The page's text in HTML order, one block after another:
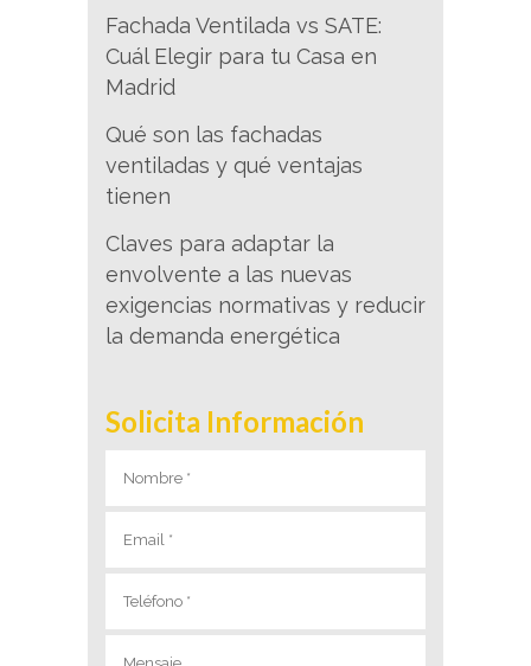
Fachada Ventilada vs SATE:
Cuál Elegir para tu Casa en
Madrid
Qué son las fachadas
ventiladas y qué ventajas
tienen
Claves para adaptar la
envolvente a las nuevas
exigencias normativas y reducir
la demanda energética
Solicita Información